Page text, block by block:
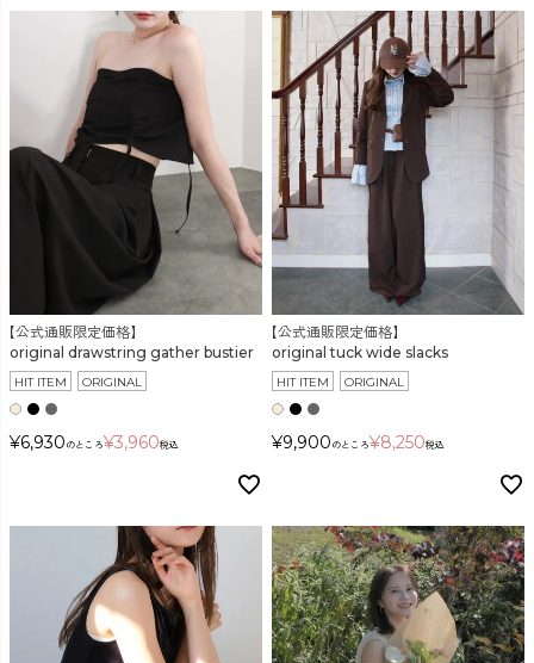
【公式通販限定価格】
original drawstring gather bustier
HIT ITEM ORIGINAL
¥6,930 のところ¥3,960税込
【公式通販限定価格】
original tuck wide slacks
HIT ITEM ORIGINAL
¥9,900 のところ¥8,250税込